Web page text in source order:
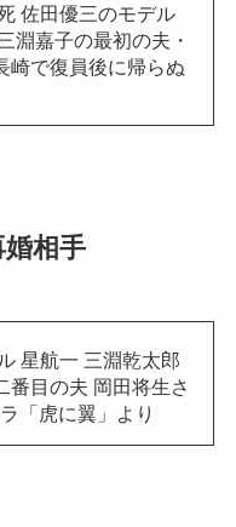
佐田優三のモデル
淵嘉子の最初の夫・
崎で復員後に帰らぬ
相手
星航一 三淵乾太郎
番目の夫 岡田将生さ
「虎に翼」より